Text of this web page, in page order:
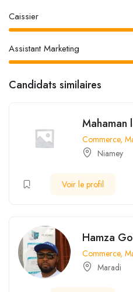
Caissier
Assistant Marketing
Candidats similaires
Mahaman
Commerce,
Niamey
Voir le profil
Hamza
Commerce,
Maradi